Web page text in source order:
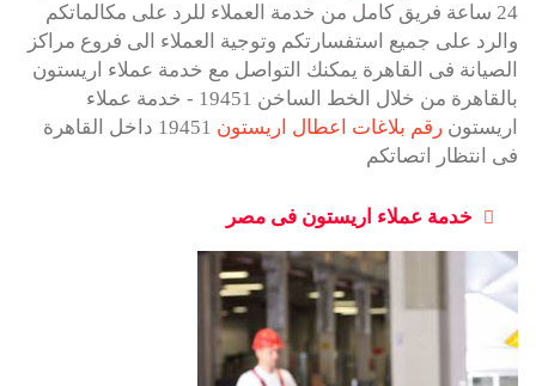
24 ساعة فريق كامل من خدمة العملاء للرد على مكالماتكم
والرد على جميع استفسارتكم وتوجية العملاء الى فروع مراكز
الصيانة فى القاهرة يمكنك التواصل مع خدمة عملاء اريستون
بالقاهرة من خلال الخط الساخن 19451 - خدمة عملاء
اريستون رقم بلاغات اعطال اريستون
19451 داخل القاهرة
فى انتظار اتصاتكم